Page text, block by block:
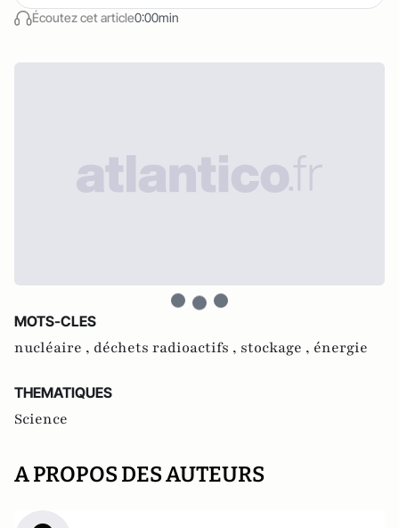
Écoutez cet article0:00min
MOTS-CLES
nucléaire , déchets radioactifs , stockage , énergie
THEMATIQUES
Science
A PROPOS DES AUTEURS